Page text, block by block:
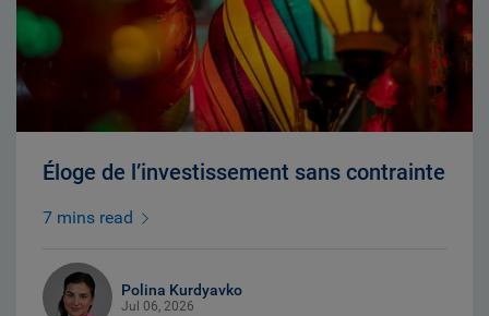
Éloge de l’investissement sans contrainte
7 mins read
Polina Kurdyavko
Jul 06, 2026